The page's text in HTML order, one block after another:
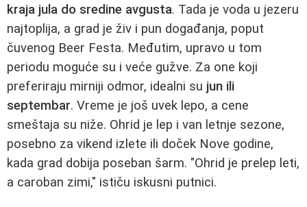
kraja jula do sredine avgusta. Tada je voda u jezeru
najtoplija, a grad je živ i pun događanja, poput
čuvenog Beer Festa. Međutim, upravo u tom
periodu moguće su i veće gužve. Za one koji
preferiraju mirniji odmor, idealni su jun ili
septembar. Vreme je još uvek lepo, a cene
smeštaja su niže. Ohrid je lep i van letnje sezone,
posebno za vikend izlete ili doček Nove godine,
kada grad dobija poseban šarm. "Ohrid je prelep leti,
a caroban zimi," ističu iskusni putnici.